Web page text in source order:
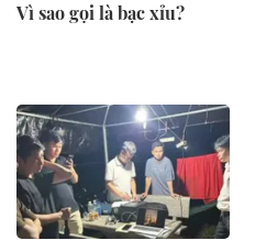
Vì sao gọi là bạc xỉu?